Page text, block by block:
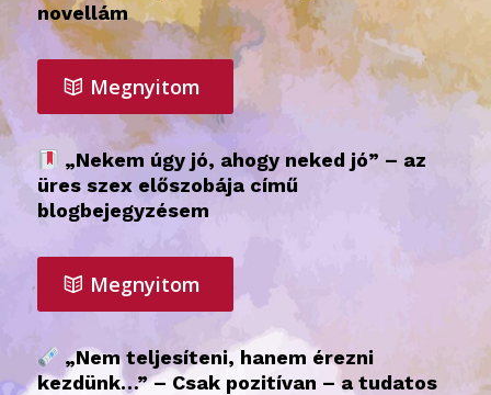
novellám
Megnyitom
„Nekem úgy jó, ahogy neked jó” – az
üres szex előszobája című
blogbejegyzésem
Megnyitom
„Nem teljesíteni, hanem érezni
kezdünk…” – Csak pozitívan – a tudatos